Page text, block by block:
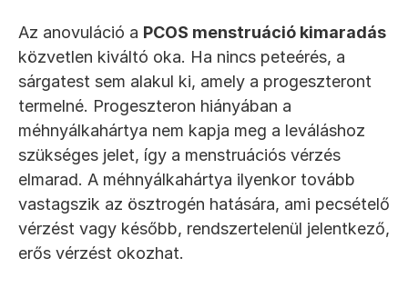
Az anovuláció a PCOS menstruáció kimaradás
közvetlen kiváltó oka. Ha nincs peteérés, a
sárgatest sem alakul ki, amely a progeszteront
termelné. Progeszteron hiányában a
méhnyálkahártya nem kapja meg a leváláshoz
szükséges jelet, így a menstruációs vérzés
elmarad. A méhnyálkahártya ilyenkor tovább
vastagszik az ösztrogén hatására, ami pecsételő
vérzést vagy később, rendszertelenül jelentkező,
erős vérzést okozhat.